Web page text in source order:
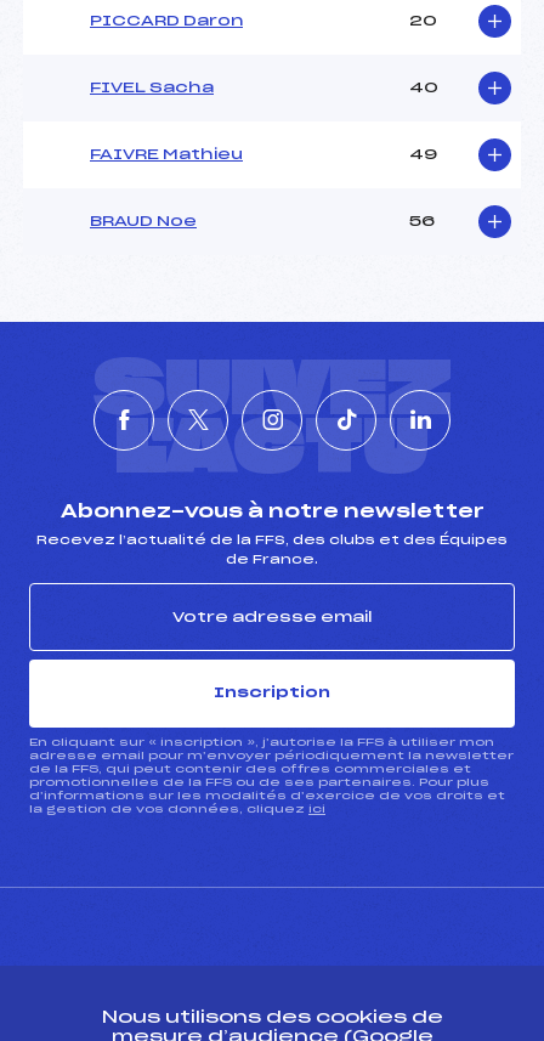
PICCARD Daron 20
FIVEL Sacha 40
FAIVRE Mathieu 49
BRAUD Noe 56
SUIVEZ
L'ACTU
Abonnez-vous à notre newsletter
Recevez l’actualité de la FFS, des clubs et des Équipes
de France.
Inscription
En cliquant sur « inscription », j’autorise la FFS à utiliser mon
adresse email pour m’envoyer périodiquement la newsletter
de la FFS, qui peut contenir des offres commerciales et
promotionnelles de la FFS ou de ses partenaires. Pour plus
d’informations sur les modalités d’exercice de vos droits et
la gestion de vos données, cliquez ici
Nous utilisons des cookies de
mesure d’audience (Google